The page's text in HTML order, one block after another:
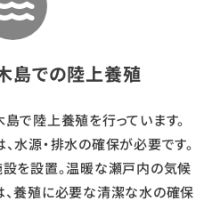
島での陸上養殖
で陸上養殖を行っています。
水源・排水の確保が必要です。
を設置。温暖な瀬戸内の気候
養殖に必要な清潔な水の確保